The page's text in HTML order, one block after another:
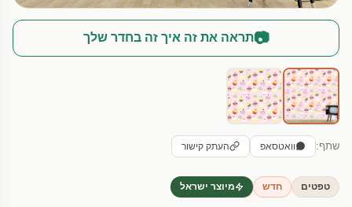
📷תראה את זה איך זה בחדר שלך
שתף: וואטסאפ העתק קישור
טפטים חדש מיוצר ישראל